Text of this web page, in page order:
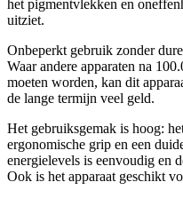
het pigmentvlekken en
uitziet.
Onbeperkt gebruik zonder
Waar andere apparaten na
moeten worden, kan dit
de lange termijn veel geld.
Het gebruiksgemak is hoog:
ergonomische grip en een
energielevels is eenvoudig en
Ook is het apparaat geschikt